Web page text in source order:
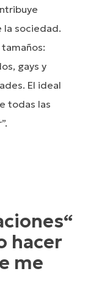
sociedad.
gays y
El ideal
todas las
hacer
me